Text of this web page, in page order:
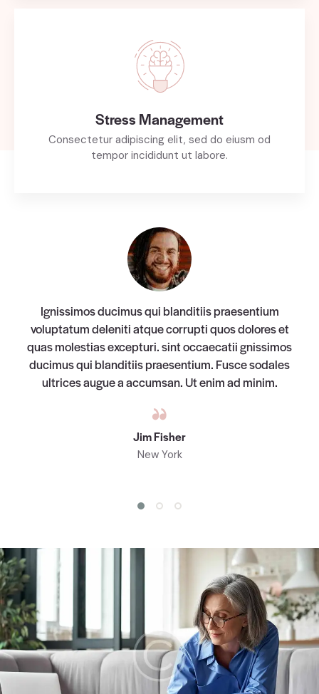
Stress Management
Consectetur adipiscing elit, sed do eiusm od
tempor incididunt ut labore.
Ignissimos ducimus qui blanditiis praesentium
voluptatum deleniti atque corrupti quos dolores et
quas molestias excepturi. sint occaecatii gnissimos
ducimus qui blanditiis praesentium. Fusce sodales
ultrices augue a accumsan. Ut enim ad minim.
Jim Fisher
New York